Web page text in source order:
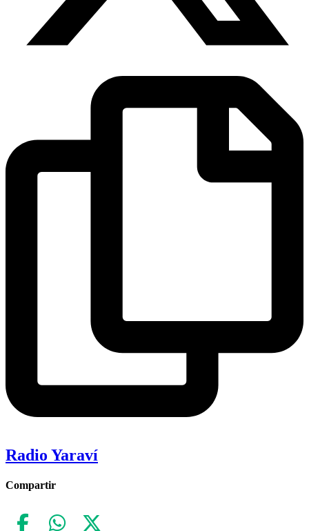
Radio Yaraví
Compartir